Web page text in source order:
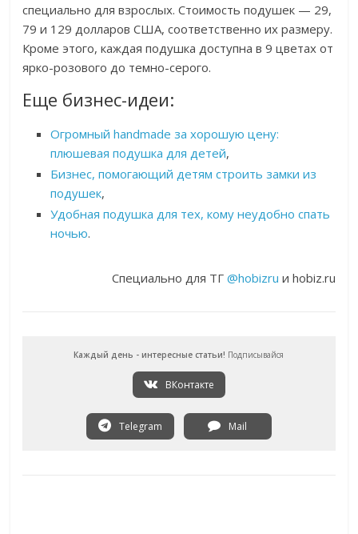
специально для взрослых. Стоимость подушек — 29,
79 и 129 долларов США, соответственно их размеру.
Кроме этого, каждая подушка доступна в 9 цветах от
ярко-розового до темно-серого.
Еще бизнес-идеи:
Огромный handmade за хорошую цену:
плюшевая подушка для детей,
Бизнес, помогающий детям строить замки из
подушек,
Удобная подушка для тех, кому неудобно спать
ночью.
Специально для ТГ @hobizru и hobiz.ru
Каждый день - интересные статьи! Подписывайся
ВКонтакте
Telegram Mail